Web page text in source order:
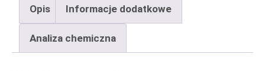
8x60
Opis Informacje dodatkowe
Analiza chemiczna